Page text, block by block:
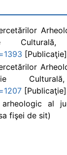
al
fişei de sit)